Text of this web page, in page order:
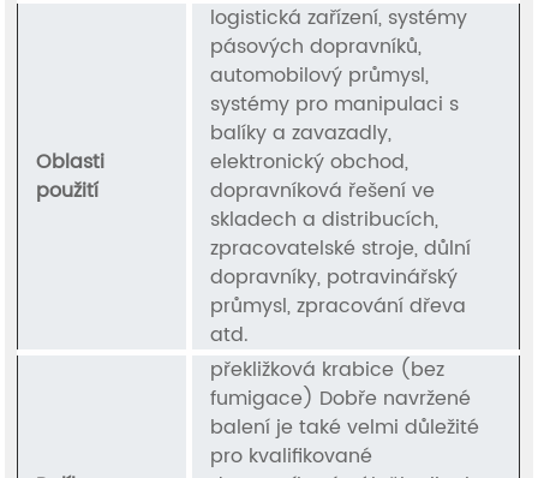
Oblasti
použití
logistická zařízení, systémy
pásových dopravníků,
automobilový průmysl,
systémy pro manipulaci s
balíky a zavazadly,
elektronický obchod,
dopravníková řešení ve
skladech a distribucích,
zpracovatelské stroje, důlní
dopravníky, potravinářský
průmysl, zpracování dřeva
atd.
překližková krabice (bez
fumigace) Dobře navržené
balení je také velmi důležité
pro kvalifikované